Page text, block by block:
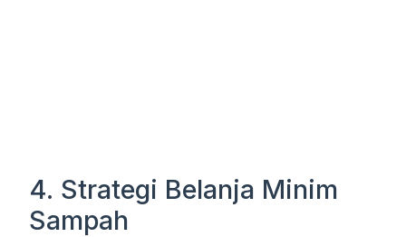
4. Strategi Belanja Minim
Sampah